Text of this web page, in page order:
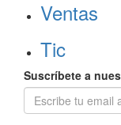
Ventas
Tic
Suscríbete a